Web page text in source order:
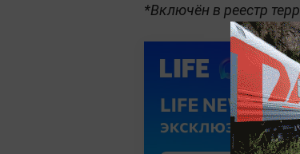
*Включён в реестр